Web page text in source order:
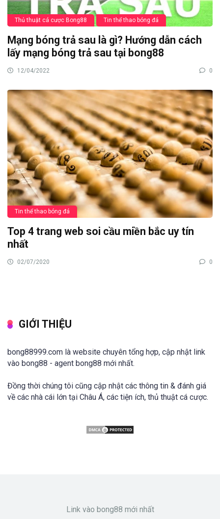
Thủ thuật cá cược Bong88 Tin thể thao bóng đá
Mạng bóng trả sau là gì? Hướng dẫn cách
lấy mạng bóng trả sau tại bong88
12/04/2022 0
Tin thể thao bóng đá
Top 4 trang web soi cầu miền bắc uy tín
nhất
02/07/2020 0
GIỚI THIỆU
bong88999.com là website chuyên tổng hợp, cập nhật link
vào bong88 - agent bong88 mới nhất.
Đồng thời chúng tôi cũng cập nhật các thông tin & đánh giá
về các nhà cái lớn tại Châu Á, các tiện ích, thủ thuật cá cược.
Link vào bong88 mới nhất